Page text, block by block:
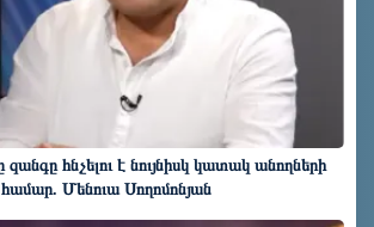
զանգը հնչելու է նույնիսկ կատակ անողների
համար. Մենուա Սողոմոնյան